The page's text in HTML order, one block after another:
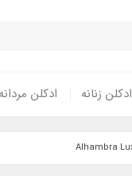
ادکلن زنانه ادکلن مردانه